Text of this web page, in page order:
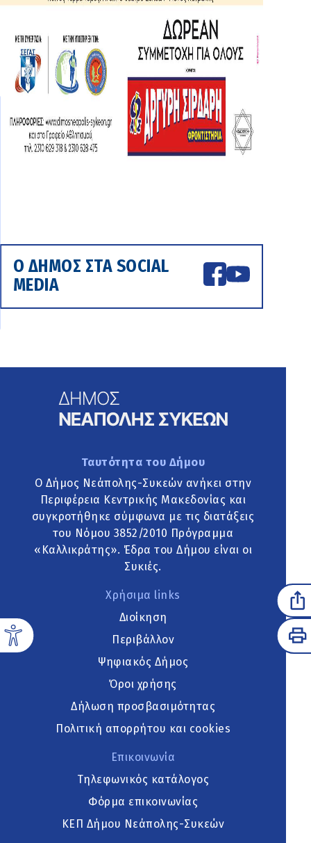
Ο ΔΗΜΟΣ ΣΤΑ SOCIAL
MEDIA
Ταυτότητα του Δήμου
Ο Δήμος Νεάπολης-Συκεών ανήκει στην
Περιφέρεια Κεντρικής Μακεδονίας και
συγκροτήθηκε σύμφωνα με τις διατάξεις
του Νόμου 3852/2010 Πρόγραμμα
«Καλλικράτης». Έδρα του Δήμου είναι οι
Συκιές.
Χρήσιμα links
Διοίκηση
Περιβάλλον
Ψηφιακός Δήμος
Όροι χρήσης
Δήλωση προσβασιμότητας
Πολιτική απορρήτου και cookies
Επικοινωνία
Τηλεφωνικός κατάλογος
Φόρμα επικοινωνίας
ΚΕΠ Δήμου Νεάπολης-Συκεών